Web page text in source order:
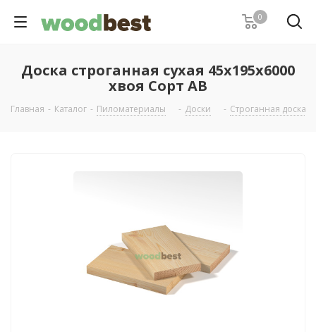
0
Доска строганная сухая 45х195х6000
хвоя Сорт АВ
Главная - Каталог - Пиломатериалы - Доски - Строганная доска